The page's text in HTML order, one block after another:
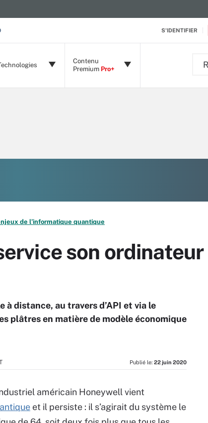
S'IDENTIFIER
Contenu
Premium Pro+
de l’informatique quantique
son
à distance, au travers d’API et via le
plâtres en matière de modèle économique
Publié le: 22 juin 2020
américain Honeywell vient
et il persiste : il s’agirait du système le